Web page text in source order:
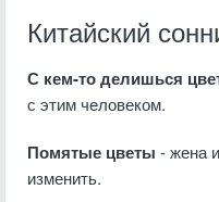
Китайский
С кем-то делишься
с этим человеком.
Помятые цветы - жена
изменить.